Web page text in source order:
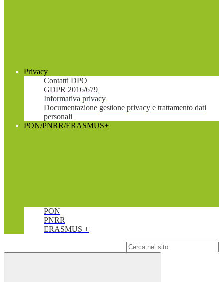
Privacy
Contatti DPO
GDPR 2016/679
Informativa privacy
Documentazione gestione privacy e trattamento dati
personali
PON/PNRR/ERASMUS+
PON
PNRR
ERASMUS +